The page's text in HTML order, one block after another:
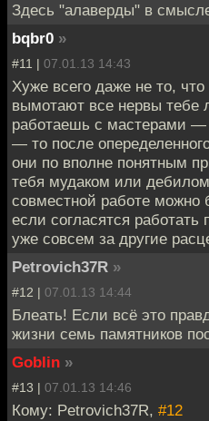
Здесь "алаверды" в
bqbr0 »
#11 | 07.01.13 14:43
Хуже всего даже не то, что
вымотают все нервы тебе
работаешь с мастерами
— то после
они по вполне понятным
тебя мудаком или
совместной работе можно
если согласятся работать
уже совсем за другие
Petrovich37R »
#12 | 07.01.13 14:44
Блеать! Если всё это
жизни семь памятников
Goblin »
#13 | 07.01.13 14:46
Кому: Petrovich37R, #12